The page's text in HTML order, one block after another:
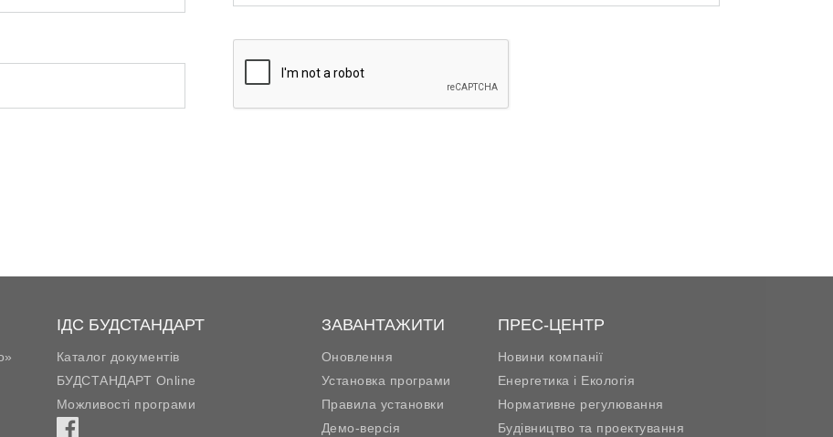
ІДС БУДСТАНДАРТ
Каталог документів
БУДСТАНДАРТ Online
Можливості програми
ЗАВАНТАЖИТИ
Оновлення
Установка програми
Правила установки
Демо-версія
ПРЕС-ЦЕНТР
Новини компанії
Енергетика і Екологія
Нормативне регулювання
Будівництво та проектування